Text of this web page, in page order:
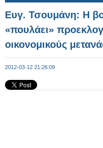
Ευγ. Τσουμάνη: Η
«πουλάει»
οικονομικούς
2012-03-12 21:26:09